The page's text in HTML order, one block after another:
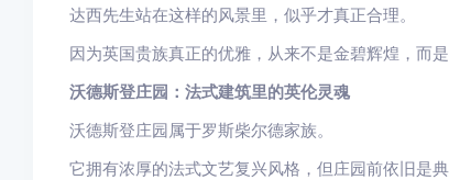
达西先生站在这样的风景里，似乎才真正合理。
因为英国贵族真正的优雅，从来不是金碧辉煌，而
沃德斯登庄园：法式建筑里的英伦灵魂
沃德斯登庄园属于罗斯柴尔德家族。
它拥有浓厚的法式文艺复兴风格，但庄园前依旧是典